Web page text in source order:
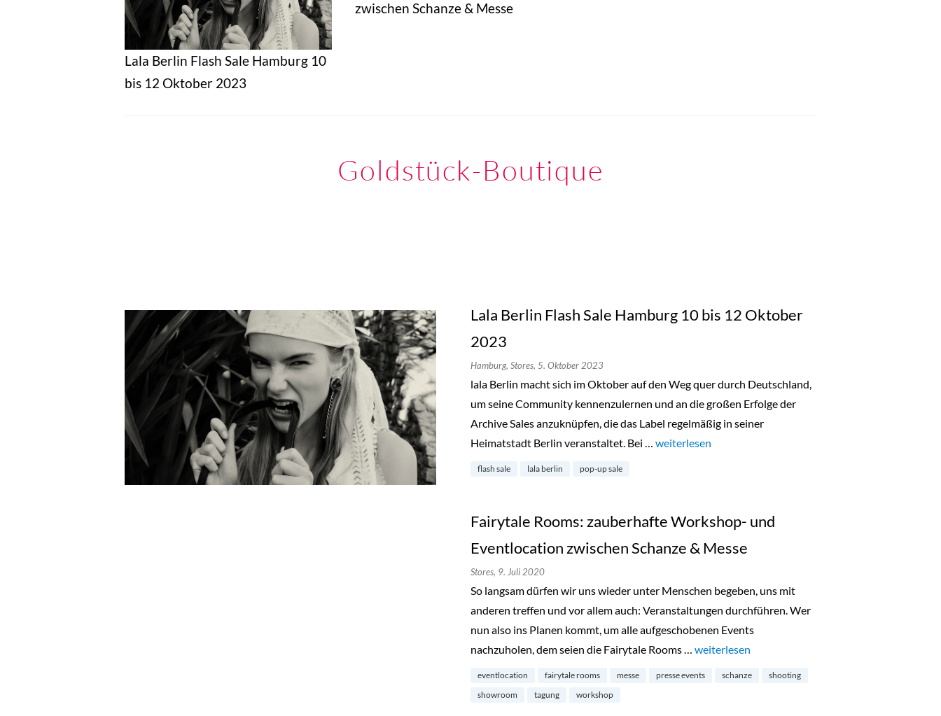
Lala Berlin Flash Sale Hamburg 10
bis 12 Oktober 2023
zwischen Schanze & Messe
Goldstück-Boutique
Lala Berlin Flash Sale Hamburg 10 bis 12 Oktober
2023
Hamburg, Stores, 5. Oktober 2023
lala Berlin macht sich im Oktober auf den Weg quer durch Deutschland,
um seine Community kennenzulernen und an die großen Erfolge der
Archive Sales anzuknüpfen, die das Label regelmäßig in seiner
Heimatstadt Berlin veranstaltet. Bei … „Lala Berlin Flash Sale Hamburg 10 bis 12 Oktober 2023“
weiterlesen
flash sale lala berlin pop-up sale
Fairytale Rooms: zauberhafte Workshop- und
Eventlocation zwischen Schanze & Messe
Stores, 9. Juli 2020
So langsam dürfen wir uns wieder unter Menschen begeben, uns mit
anderen treffen und vor allem auch: Veranstaltungen durchführen. Wer
nun also ins Planen kommt, um alle aufgeschobenen Events
nachzuholen, dem seien die Fairytale Rooms … „Fairytale Rooms: zauberhafte Workshop- und
weiterlesen
eventlocation fairytale rooms messe presse events schanze
shooting
showroom
tagung workshop